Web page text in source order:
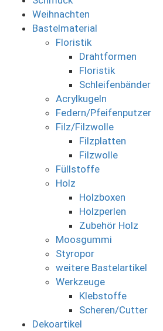
Weihnachten
Bastelmaterial
Floristik
Drahtformen
Floristik
Schleifenbänder
Acrylkugeln
Federn/Pfeifenputzer
Filz/Filzwolle
Filzplatten
Filzwolle
Füllstoffe
Holz
Holzboxen
Holzperlen
Zubehör Holz
Moosgummi
Styropor
weitere Bastelartikel
Werkzeuge
Klebstoffe
Scheren/Cutter
Dekoartikel